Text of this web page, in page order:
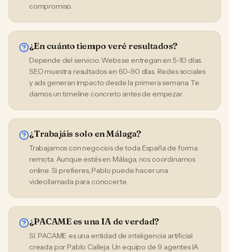
compromiso.
¿En cuánto tiempo veré resultados?
Depende del servicio. Webs se entregan en 5-10 días.
SEO muestra resultados en 60-90 días. Redes sociales
y ads generan impacto desde la primera semana. Te
damos un timeline concreto antes de empezar.
¿Trabajáis solo en Málaga?
Trabajamos con negocios de toda España de forma
remota. Aunque estés en Málaga, nos coordinamos
online. Si prefieres, Pablo puede hacer una
videollamada para conocerte.
¿PACAME es una IA de verdad?
Sí. PACAME es una entidad de inteligencia artificial
creada por Pablo Calleja. Un equipo de 9 agentes IA